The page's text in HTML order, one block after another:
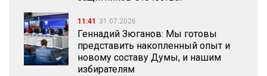
11:41 31.07.2026
Геннадий Зюганов: Мы готовы
представить накопленный опыт и
новому составу Думы, и нашим
избирателям